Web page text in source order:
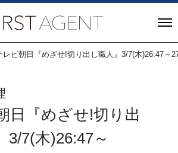
レビ朝日『めざせ!切り出し職人』3/7(木)26:47～
日『めざせ!切り出
3/7(木)26:47～